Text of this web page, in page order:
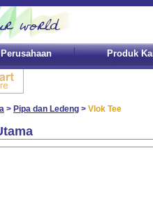
Produk
> Pipa dan Ledeng > Vlok Tee